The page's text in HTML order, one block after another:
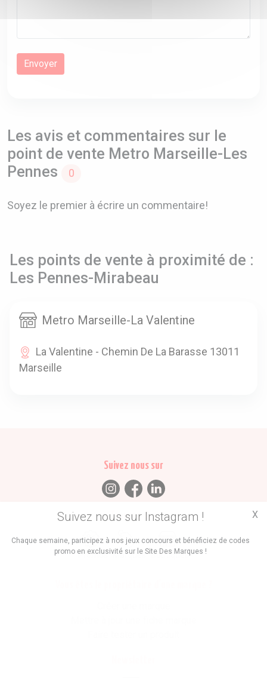
Les avis et commentaires sur le
point de vente Metro Marseille-Les
Pennes
0
Soyez le premier à écrire un commentaire!
Les points de vente à proximité de :
Les Pennes-Mirabeau
Metro Marseille-La Valentine
La Valentine - Chemin De La Barasse 13011
Marseille
Suivez nous sur Instagram !
Chaque semaine, participez à nos jeux concours et bénéficiez de codes
promo en exclusivité sur le Site Des Marques !
X
Suivez nous sur
Trouvez des
Promos Marques Boutiques